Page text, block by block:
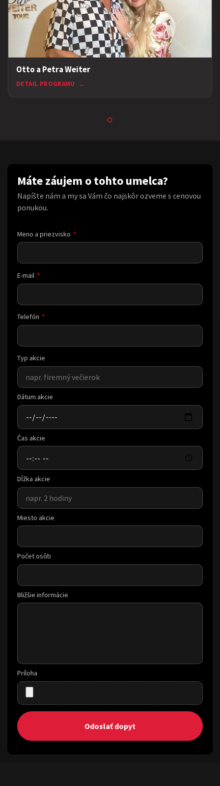
Otto a Petra Weiter
DETAIL PROGRAMU →
Máte záujem o tohto umelca?
Napíšte nám a my sa Vám čo najskôr ozveme s cenovou
ponukou.
Meno a priezvisko
E-mail
Telefón
Typ akcie
Dátum akcie
Čas akcie
Dĺžka akcie
Miesto akcie
Počet osôb
Bližšie informácie
Príloha
Odoslať dopyt